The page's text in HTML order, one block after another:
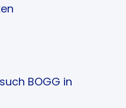
BOGG in